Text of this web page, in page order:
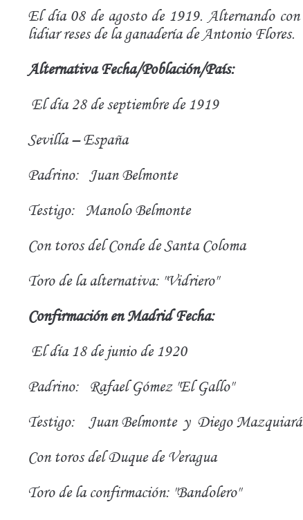
El día 08 de agosto de 1919. Alternando
lidiar reses de la ganadería de Antonio Flores.
Alternativa Fecha/Población/País:
El día 28 de septiembre de 1919
Sevilla – España
Padrino: Juan Belmonte
Testigo: Manolo Belmonte
Con toros del Conde de Santa Coloma
Toro de la alternativa: "Vidriero"
Confirmación en Madrid Fecha:
El día 18 de junio de 1920
Padrino: Rafael Gómez "El Gallo"
Testigo: Juan Belmonte y Diego
Con toros del Duque de Veragua
Toro de la confirmación: "Bandolero"